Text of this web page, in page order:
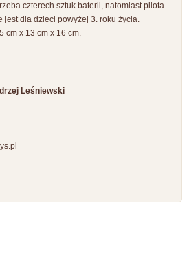
czterech sztuk baterii, natomiast pilota -
jest dla dzieci powyżej 3. roku życia.
cm x 13 cm x 16 cm.
Leśniewski